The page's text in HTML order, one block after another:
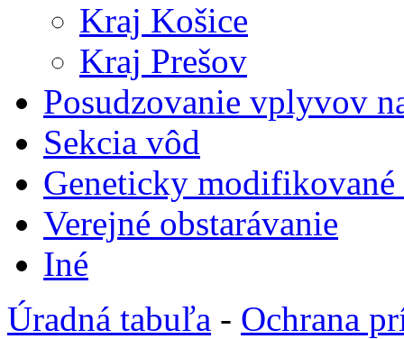
Kraj Košice
Kraj Prešov
Posudzovanie vplyvov
Sekcia vôd
Geneticky
Verejné obstarávanie
Iné
Úradná tabuľa - Ochrana